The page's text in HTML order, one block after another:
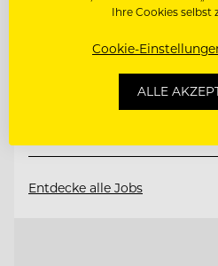
CHEF DE RANG
Entdecke alle Jobs
Ihre Cookies selbst
Cookie-
ALLE